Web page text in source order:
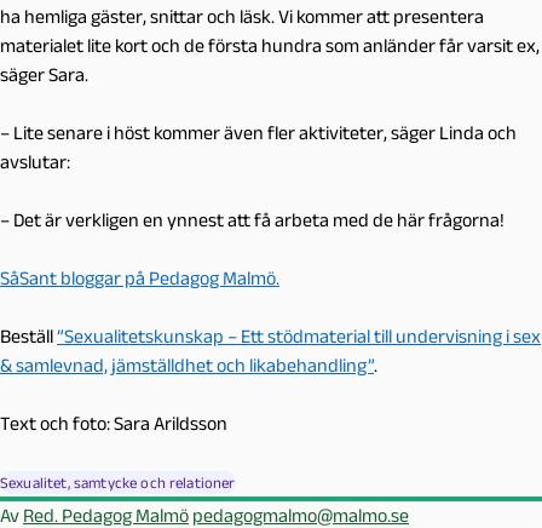
ha hemliga gäster, snittar och läsk. Vi kommer att presentera
materialet lite kort och de första hundra som anländer får varsit ex,
säger Sara.
– Lite senare i höst kommer även fler aktiviteter, säger Linda och
avslutar:
– Det är verkligen en ynnest att få arbeta med de här frågorna!
SåSant bloggar på Pedagog Malmö.
Beställ”Sexualitetskunskap – Ett stödmaterial till undervisning i sex
& samlevnad, jämställdhet och likabehandling”.
Text och foto: Sara Arildsson
Sexualitet, samtycke och relationer
Av Red. Pedagog Malmö pedagogmalmo@malmo.se